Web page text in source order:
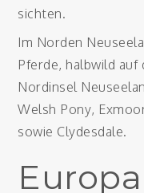
sichten.
Im Norden
Pferde, halbwild
Nordinsel
Welsh Pony,
sowie Clydesdale.
Europa